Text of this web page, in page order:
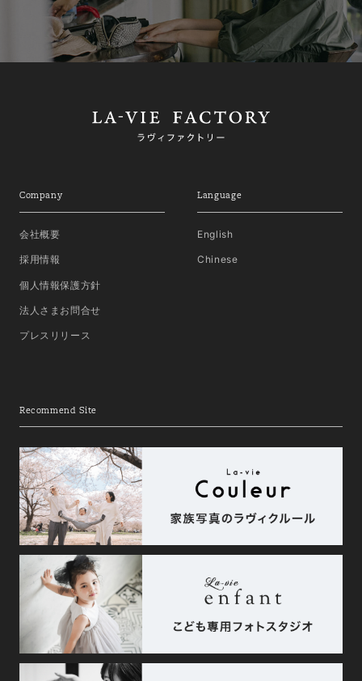
Company
会社概要
採用情報
個人情報保護方針
法人さまお問合せ
プレスリリース
Language
English
Chinese
Recommend Site